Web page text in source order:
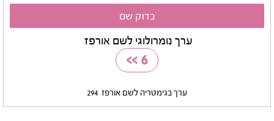
ערך נומרולוגי לשם אורפז
6
>>
ערך בגימטריה לשם אורפז 294